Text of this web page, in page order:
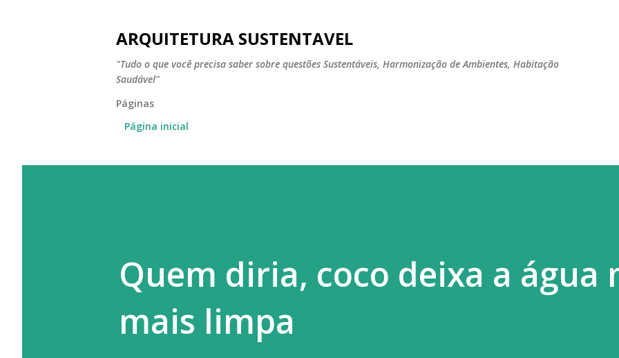
ARQUITETURA SUSTENTAVEL
"Tudo o que você precisa saber sobre questões Sustentáveis, Harmonização de Ambientes, Habitação
Saudável"
Páginas
Página inicial
Quem diria, coco deixa a água
mais limpa